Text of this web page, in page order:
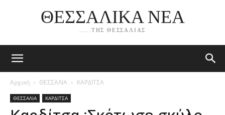
ΘΕΣΣΑΛΙΚΑ ΝΕΑ
.....ΤΗΣ ΘΕΣΣΑΛΙΑΣ
Αρχική ΘΕΣΣΑΛΙΑ ΚΑΡΔΙΤΣΑ
ΘΕΣΣΑΛΙΑ ΚΑΡΔΙΤΣΑ